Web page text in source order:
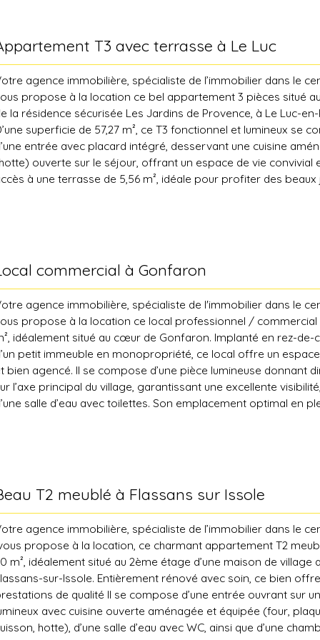
T3 avec terrasse à Le Luc
agence immobilière, spécialiste de l’immobilier dans le
propose à la location ce bel appartement 3 pièces situé
la résidence sécurisée Les Jardins de Provence, à Le Luc-
superficie de 57,27 m², ce T3 fonctionnel et lumineux se
entrée avec placard intégré, desservant une cuisine
ouverte sur le séjour, offrant un espace de vie convivial
à une terrasse de 5,56 m², idéale pour profiter des beaux
Idéalement situé, le logement se trouve à seulement 5 minutes à
commercial E. Leclerc, permettant un accès rapide aux
services Disponible le 29/04/2026 Les 81€ de provisions sur
à 21 € pour la taxe d'enlèvement des ordures
€ pour les charges de copropriété. Montant du loyer
€ Montant des charges mensuelles avec régularisation
de location : 343. 62 € (+ 2€ / m² TTC pour acte de
si garant) Honoraires d'état des lieux : 171. 81 €
: 709 € Contactez Tiffany au 04 94 78 21 09 (puis la
52 20 24 38, n'hésitez pas à laisser un message. Les
commercial à Gonfaron
agence immobilière, spécialiste de l'immobilier dans le
propose à la location ce local professionnel / commercial
idéalement situé au cœur de Gonfaron. Implanté en rez-de-
petit immeuble en monopropriété, ce local offre un
bien agencé. Il se compose d’une pièce lumineuse donnant
l’axe principal du village, garantissant une excellente
salle d’eau avec toilettes. Son emplacement optimal en
(puis la touche 2) ou au 06 52 20 24 38, n'hésitez pas à laisser un
informations sur les risques auxquels ce bien est exposé
sur le site Géorisques : georisques. gouv. fr
T2 meublé à Flassans sur Issole
agence immobilière, spécialiste de l’immobilier dans le
propose à la location, ce charmant appartement T2
m², idéalement situé au 2ème étage d’une maison de village
sur-Issole. Entièrement rénové avec soin, ce bien
de qualité Il se compose d’une entrée ouvrant sur
avec cuisine ouverte aménagée et équipée (four,
hotte), d’une salle d’eau avec WC, ainsi que d’une